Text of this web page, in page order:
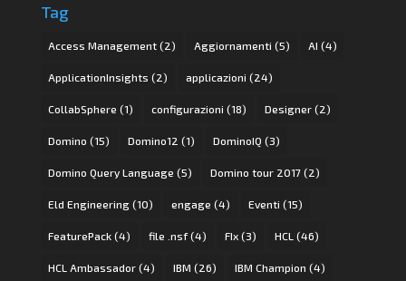
Tag
Access Management(2) Aggiornamenti (5) AI (4)
ApplicationInsights (2) applicazioni (24)
CollabSphere (1) configurazioni (18) Designer(2)
Domino (15) Domino12 (1) DominoIQ (3)
Domino Query Language (5) Domino tour 2017(2)
Eld Engineering(10) engage (4) Eventi (15)
FeaturePack(4) file .nsf(4) FIx(3) HCL (46)
HCL Ambassador(4) IBM (26) IBM Champion (4)